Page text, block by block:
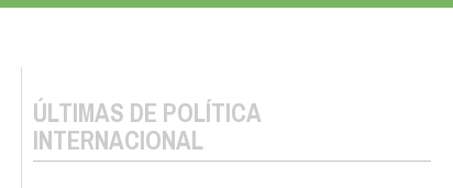
ÚLTIMAS DE POLÍTICA
INTERNACIONAL